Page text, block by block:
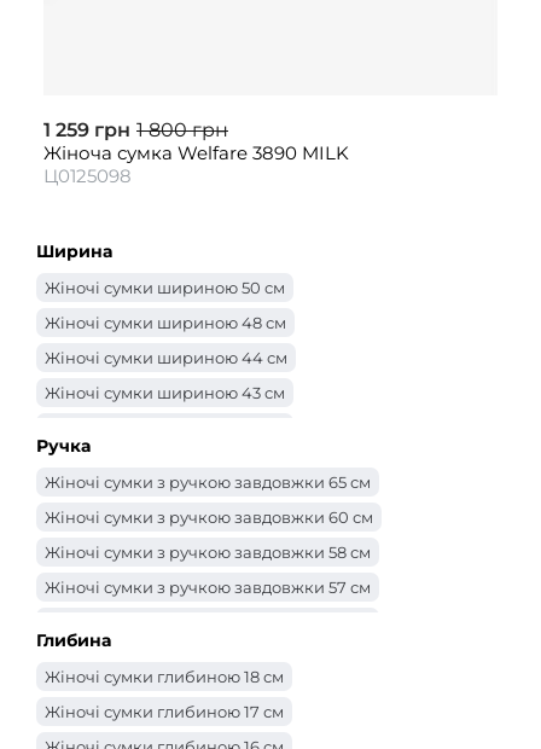
1 259 грн 1 800 грн
Жіноча сумка Welfare 3890 MILK
Ц0125098
Ширина
Жіночі сумки шириною 50 см
Жіночі сумки шириною 48 см
Жіночі сумки шириною 44 см
Жіночі сумки шириною 43 см
Жіночі сумки шириною 39 см
Жіночі сумки шириною 38 см
Жіночі сумки шириною 37 см
Жіночі сумки шириною 36 см
Жіночі сумки шириною 35 см
Жіночі сумки шириною 34 см
Жіночі сумки шириною 33 см
Жіночі сумки шириною 32 см
Ручка
Жіночі сумки з ручкою завдовжки 65 см
Жіночі сумки з ручкою завдовжки 60 см
Жіночі сумки з ручкою завдовжки 58 см
Жіночі сумки з ручкою завдовжки 57 см
Жіночі сумки з ручкою завдовжки 52 см
Жіночі сумки з ручкою завдовжки 50 см
Глибина
Жіночі сумки глибиною 18 см
Жіночі сумки глибиною 17 см